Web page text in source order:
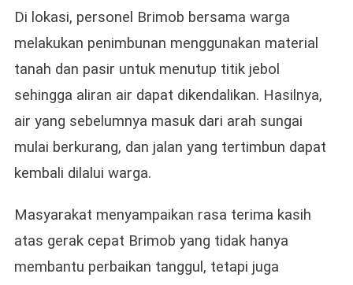
Di lokasi, personel Brimob bersama warga
melakukan penimbunan menggunakan material
tanah dan pasir untuk menutup titik jebol
sehingga aliran air dapat dikendalikan. Hasilnya,
air yang sebelumnya masuk dari arah sungai
mulai berkurang, dan jalan yang tertimbun dapat
kembali dilalui warga.
Masyarakat menyampaikan rasa terima kasih
atas gerak cepat Brimob yang tidak hanya
membantu perbaikan tanggul, tetapi juga